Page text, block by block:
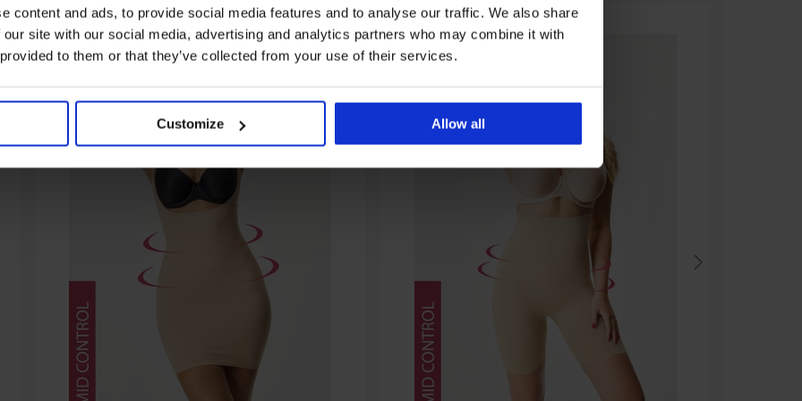
content and ads, to provide social media features and to analyse our traffic. We also share
site with our social media, advertising and analytics partners who may combine it with
to them or that they’ve collected from your use of their services.
Customize Allow all